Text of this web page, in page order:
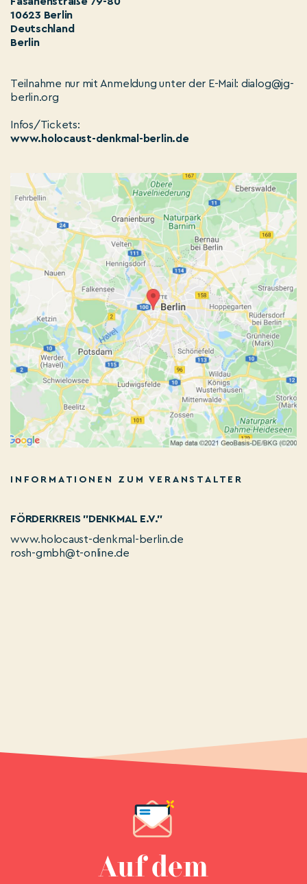
10623 Berlin
Deutschland
Berlin
Teilnahme nur mit Anmeldung unter der E-Mail: dialog@jg-
berlin.org
Infos/Tickets:
www.holocaust-denkmal-berlin.de
INFORMATIONEN ZUM VERANSTALTER
FÖRDERKREIS "DENKMAL E.V."
www.holocaust-denkmal-berlin.de
rosh-gmbh@t-online.de
Auf dem